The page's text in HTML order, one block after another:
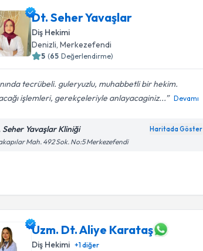
Dt. Seher Yavaşlar
Diş Hekimi
Denizli , Merkezefendi
5 (65 Değerlendirme)
tecrübeli. guleryuzlu, muhabbetli bir hekim.
işlemleri, gerekçeleriyle anlayacaginiz...
Devamı
Seher Yavaşlar Kliniği Haritada Göster
Mah. 492 Sok. No:5 Merkezefendi
Uzm. Dt. Aliye Karataş
Diş Hekimi +1diğer